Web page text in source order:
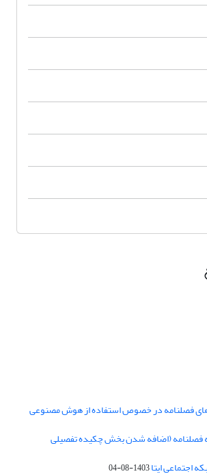
فصلنامه در خصوص استفاده از هوش مصنوعی
فصلنامه (اضافه شدن بخش چکیده تفصیلی
اجتماعی ایتا1403-08-04